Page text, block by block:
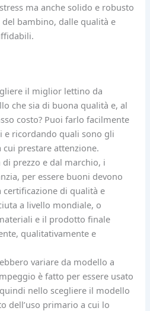
ma anche solido e robusto
bambino, dalle qualità e
il miglior lettino da
che sia di buona qualità e, al
costo? Puoi farlo facilmente
e ricordando quali sono gli
prestare attenzione.
prezzo e dal marchio, i
per essere buoni devono
certificazione di qualità e
a livello mondiale, o
e il prodotto finale
qualitativamente e
variare da modello a
è fatto per essere usato
nello scegliere il modello
dell’uso primario a cui lo